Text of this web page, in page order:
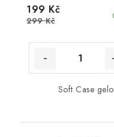
199 Kč
299 Kč
Soft Case